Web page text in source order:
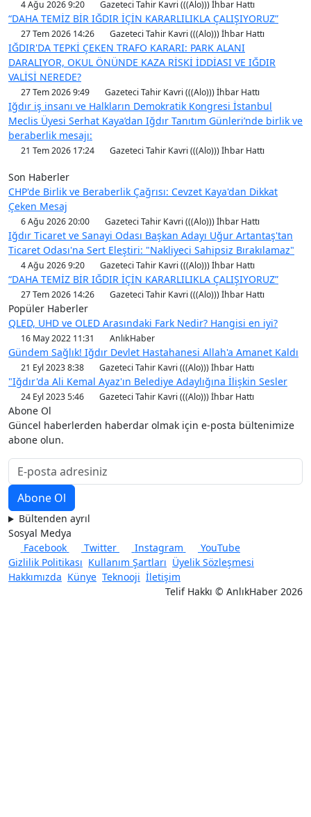
4 Ağu 2026 9:20 Gazeteci Tahir Kavri (((Alo))) İhbar Hattı
“DAHA TEMİZ BİR IĞDIR İÇİN KARARLILIKLA ÇALIŞIYORUZ”
27 Tem 2026 14:26 Gazeteci Tahir Kavri (((Alo))) İhbar Hattı
IĞDIR'DA TEPKİ ÇEKEN TRAFO KARARI: PARK ALANI
DARALIYOR, OKUL ÖNÜNDE KAZA RİSKİ İDDİASI VE IĞDIR
VALİSİ NEREDE?
27 Tem 2026 9:49 Gazeteci Tahir Kavri (((Alo))) İhbar Hattı
Iğdır iş insanı ve Halkların Demokratik Kongresi İstanbul
Meclis Üyesi Serhat Kaya’dan Iğdır Tanıtım Günleri’nde birlik ve
beraberlik mesajı:
21 Tem 2026 17:24 Gazeteci Tahir Kavri (((Alo))) İhbar Hattı
Son Haberler
CHP'de Birlik ve Beraberlik Çağrısı: Cevzet Kaya'dan Dikkat
Çeken Mesaj
6 Ağu 2026 20:00 Gazeteci Tahir Kavri (((Alo))) İhbar Hattı
Iğdır Ticaret ve Sanayi Odası Başkan Adayı Uğur Artantaş'tan
Ticaret Odası'na Sert Eleştiri: "Nakliyeci Sahipsiz Bırakılamaz"
4 Ağu 2026 9:20 Gazeteci Tahir Kavri (((Alo))) İhbar Hattı
“DAHA TEMİZ BİR IĞDIR İÇİN KARARLILIKLA ÇALIŞIYORUZ”
27 Tem 2026 14:26 Gazeteci Tahir Kavri (((Alo))) İhbar Hattı
Popüler Haberler
QLED, UHD ve OLED Arasındaki Fark Nedir? Hangisi en iyi?
16 May 2022 11:31 AnlıkHaber
Gündem Sağlık! Iğdır Devlet Hastahanesi Allah'a Amanet Kaldı
21 Eyl 2023 8:38 Gazeteci Tahir Kavri (((Alo))) İhbar Hattı
"Iğdır'da Ali Kemal Ayaz'ın Belediye Adaylığına İlişkin Sesler
24 Eyl 2023 5:46 Gazeteci Tahir Kavri (((Alo))) İhbar Hattı
Abone Ol
Güncel haberlerden haberdar olmak için e-posta bültenimize
abone olun.
Bültenden ayrıl
Sosyal Medya
Facebook
Twitter Instagram
YouTube
Gizlilik Politikası Kullanım Şartları Üyelik Sözleşmesi
Hakkımızda Künye Teknooji İletişim
Telif Hakkı © AnlıkHaber 2026